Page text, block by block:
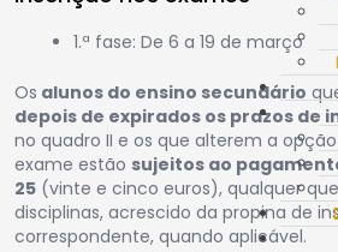
1.ª fase: De 6 a 19 de março
Os alunos do ensino secundário
depois de expirados os prazos de
no quadro II e os que alterem a
exame estão sujeitos ao
25 (vinte e cinco euros), qualquer
disciplinas, acrescido da propina de
correspondente, quando aplicável.